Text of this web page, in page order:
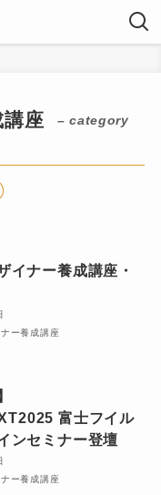
座
– category
イナー養成講座・
ー養成講座
富士フイル
ンセミナー登壇
ー養成講座